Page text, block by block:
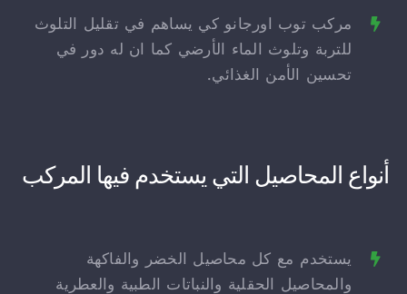
مركب توب اورجانو كي يساهم في تقليل التلوث
للتربة وتلوث الماء الأرضي كما ان له دور في
تحسين الأمن الغذائي.
أنواع المحاصيل التي يستخدم فيها المركب
يستخدم مع كل محاصيل الخضر والفاكهة
والمحاصيل الحقلية والنباتات الطبية والعطرية